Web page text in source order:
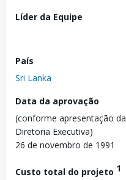
Líder da Equipe
País
Sri Lanka
Data da aprovação
(conforme apresentação da
Diretoria Executiva)
26 de novembro de 1991
Custo total do projeto 1